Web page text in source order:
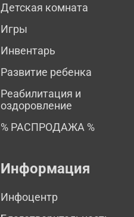
Детская комната
Игры
Инвентарь
Развитие ребенка
Реабилитация и
оздоровление
% РАСПРОДАЖА %
Информация
Инфоцентр